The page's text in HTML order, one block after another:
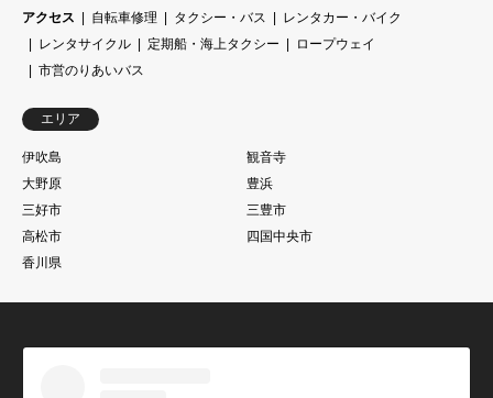
アクセス
自転車修理 タクシー・バス
レンタカー・バイク
レンタサイクル
定期船・海上タクシー
ロープウェイ
市営のりあいバス
エリア
伊吹島
観音寺
大野原
豊浜
三好市
三豊市
高松市
四国中央市
香川県